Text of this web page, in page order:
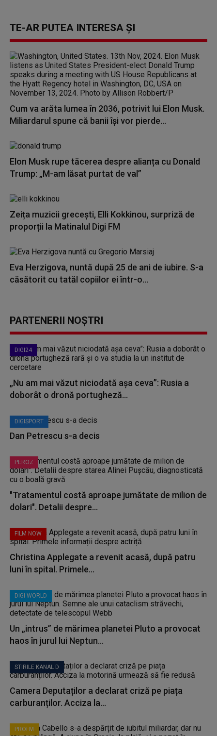
TE-AR PUTEA INTERESA ȘI
Cum va arăta lumea în 2036, potrivit lui Elon Musk.
Miliardarul spune că banii își vor pierde...
Elon Musk rupe tăcerea despre alianța cu Donald
Trump: „M-am lăsat purtat de val”
Zeița muzicii grecești, Elli Kokkinou, surpriză de
proporții la Matinalul Digi FM
Eva Herzigova, nuntă după 25 de ani de iubire. S-a
căsătorit cu tatăl copiilor ei într-o...
PARTENERII NOȘTRI
DIGI24
„Nu am mai văzut niciodată așa ceva”: Rusia a
doborât o dronă portugheză...
DIGISPORT
Dan Petrescu s-a decis
PEROZ
"Tratamentul costă aproape jumătate de milion de
dolari". Detalii despre...
FILM NOW
Christina Applegate a revenit acasă, după patru
luni în spital. Primele...
DIGI WORLD
Un „intrus” de mărimea planetei Pluto a provocat
haos în jurul lui Neptun...
STIRILE KANAL D
Camera Deputaților a declarat criză pe piața
carburanților. Acciza la...
PROFM